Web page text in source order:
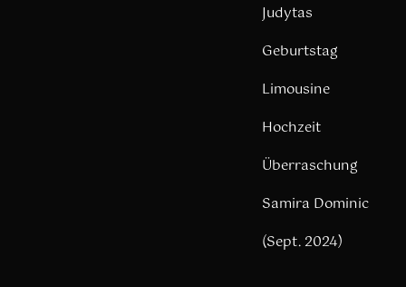
Judytas
Geburtstag
Limousine
Hochzeit
Überraschung
Samira Dominic
(Sept. 2024)